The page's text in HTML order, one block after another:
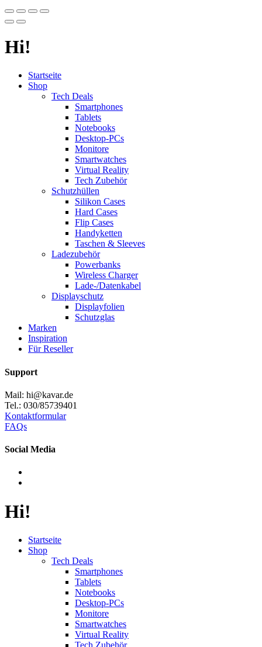
Hi!
Startseite
Shop
Tech Deals
Smartphones
Tablets
Notebooks
Desktop-PCs
Monitore
Smartwatches
Virtual Reality
Tech Zubehör
Schutzhüllen
Silikon Cases
Hard Cases
Flip Cases
Handyketten
Taschen & Sleeves
Ladezubehör
Powerbanks
Wireless Charger
Lade-/Datenkabel
Displayschutz
Displayfolien
Schutzglas
Marken
Inspiration
Für Reseller
Support
Mail: hi@kavar.de
Tel.: 030/85739401
Kontaktformular
FAQs
Social Media
Hi!
Startseite
Shop
Tech Deals
Smartphones
Tablets
Notebooks
Desktop-PCs
Monitore
Smartwatches
Virtual Reality